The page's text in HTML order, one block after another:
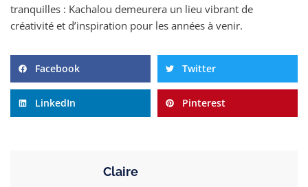
tranquilles : Kachalou demeurera un lieu vibrant de
créativité et d’inspiration pour les années à venir.
Facebook Twitter
LinkedIn Pinterest
Claire